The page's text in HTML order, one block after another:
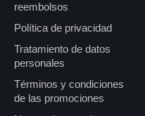
reembolsos
Política de privacidad
Tratamiento de datos
personales
Términos y condiciones
de las promociones